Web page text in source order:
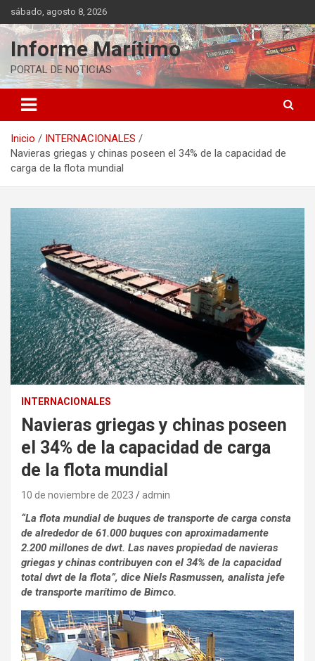
Saltar
al
contenido
sábado, agosto 8, 2026
Informe Marítimo
PORTAL DE NOTICIAS
Inicio
INTERNACIONALES
Navieras griegas y chinas poseen el 34% de la capacidad de
carga de la flota mundial
INTERNACIONALES
Navieras griegas y chinas poseen
el 34% de la capacidad de carga
de la flota mundial
10 de noviembre de 2023 admin
“La flota mundial de buques de transporte de carga consta
de alrededor de 61.000 buques con aproximadamente
2.200 millones de dwt. Las naves propiedad de navieras
griegas y chinas contribuyen con el 34% de la capacidad
total dwt de la flota”, dice Niels Rasmussen, analista jefe
de transporte marítimo de Bimco.